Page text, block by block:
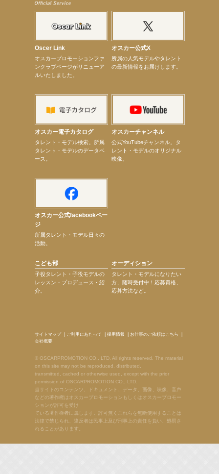
【elfin’】7thシングル『全世界』がFM-UUでO.A.決定♪
【elfin’】8月16日（日）「全世界」発売記念イベント決定！
【昆虫ハンター牧田習】宝塚市立手塚治虫記念館トークショー＆宝塚文化芸術センター昆虫展示イ
【昆虫ハンター牧田習】8月13日（木）プライムツリー赤池「ふれあい昆虫フェスティバル」トーク
【井頭愛海】『小さなお葬式』TV-CM出演！
【定本楓馬】WEB DIGVII 連載企画『東京23時』に登場！
【髙橋ひかる】7月雑誌掲載情報
【elfin’】【小倉舞子】8月9日（日）「MxM’s produce event vol.14」に出演決定！
【elfin’】【辻美優】8月28日（金）「辻美優(elfin’)グレイテスト・ショー」に出演決定！
【elfin’】9月27日（日）「Beauty Voice Theater Reboot Vol.3」開催決定！
【本田紗来】「Ray」9月号発売中！
Oscer Link
オスカープロモーションファ
ンクラブページがリニューア
ルいたしました。
オスカー公式X
所属の人気モデルやタレント
の最新情報をお届けします。
オスカー電子カタログ
タレント・モデル検索。所属
タレント・モデルのデータベ
ース。
オスカーチャンネル
公式YouTubeチャンネル。タ
レント・モデルのオリジナル
映像。
オスカー公式facebookペー
ジ
所属タレント・モデル日々の
活動。
こども部
子役タレント・子役モデルの
レッスン・プロデュース・紹
介。
オーディション
タレント・モデルになりたい
方、随時受付中！応募資格、
応募方法など。
サイトマップ| ご利用にあたって 採用情報 お仕事のご依頼はこちら
会社概要
© OSCARPROMOTION CO., LTD. All rights reserved. The material
on this site may not be reproduced, distributed,
transmitted, cached or otherwise used, except with the prior
permission of OSCARPROMOTION CO., LTD.
当サイトのコンテンツ、ドキュメント、データ、画像、映像、音声
などの著作権はオスカープロモーションもしくはオスカープロモー
ションが許可を受け
ている著作権者に属します。許可無くこれらを無断使用することは
法律で禁じられ、違反者は民事上及び刑事上の責任を負い、処罰さ
れることがあります。